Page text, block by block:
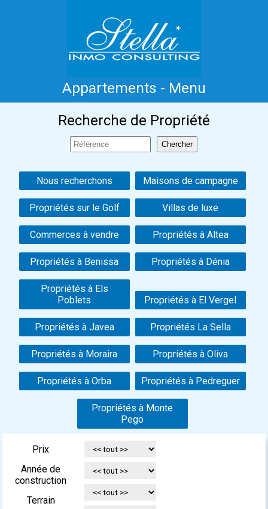
Appartements - Menu
Costa Blanca Vente Location
Nouvelle Construction Information
Recherche de Propriété
Nous recherchons Maisons de campagne
Propriétés sur le Golf Villas de luxe
Commerces à vendre Propriétés à Altea
Propriétés à Benissa Propriétés à Dénia
Propriétés à Els
Poblets
Propriétés à El Vergel
Propriétés à Javea Propriétés La Sella
Propriétés à Moraira Propriétés à Oliva
Propriétés à Orba Propriétés à Pedreguer
Propriétés à Monte
Pego
Prix
Année de
construction
Terrain